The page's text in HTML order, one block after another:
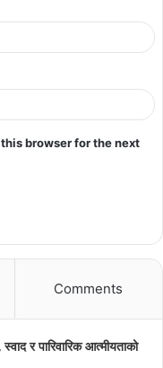
browser for the next
Comments
र पारिवारिक आत्मीयताको